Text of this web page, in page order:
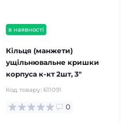
в наявності
Кільця (манжети)
ущільнювальне кришки
корпуса к-кт 2шт, 3"
Код товару: 611091
0